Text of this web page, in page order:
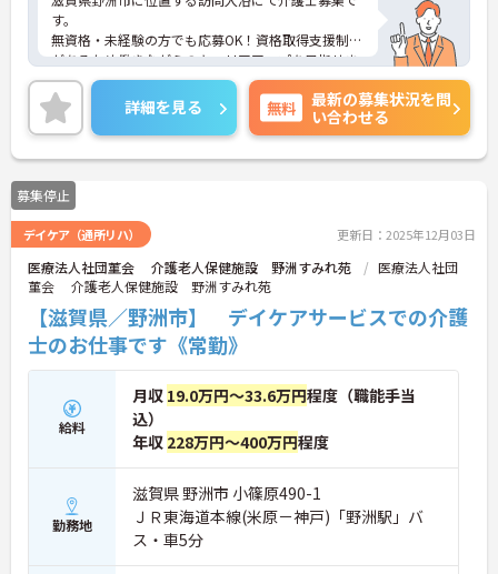
す。
無資格・未経験の方でも応募OK！資格取得支援制度
があるため働きながらのキャリアアップを目指せま
す。
ご興味のある方には、面接対策ポイントなど、さら
に詳細をお話いたしますので、お気軽にご相談くだ
さい。
詳細を見る 無料
最新の募集状況を問
い合わせる
募集停止
デイケア（通所リハ） 更新日：2025年12月03日
医療法人社団菫会 介護老人保健施設 野洲すみれ苑
医療法人社団
菫会 介護老人保健施設 野洲すみれ苑
【滋賀県／野洲市】 デイケアサービスでの介護
士のお仕事です《常勤》
給料
月収 19.0万円～33.6万円程度（職能手当
込）
年収 228万円～400万円程度
勤務地
滋賀県 野洲市 小篠原490-1
ＪＲ東海道本線(米原－神戸)「野洲駅」バ
ス・車5分